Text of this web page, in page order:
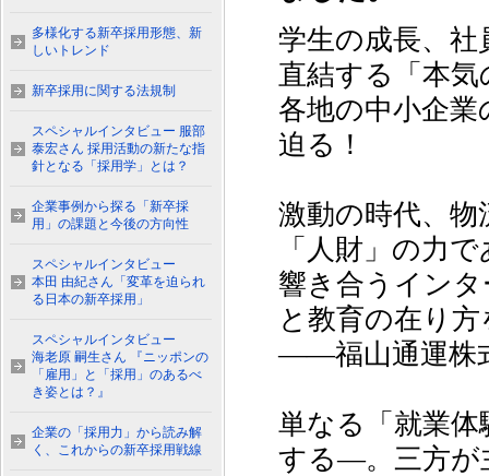
学生の成長、
直結する「本
各地の中小企
迫る！
激動の時代、
「人財」の力
響き合うイン
と教育の在り
――福山通運株
単なる「就業
する—。三方が
多様化する新卒採用形態、新
しいトレンド
新卒採用に関する法規制
スペシャルインタビュー 服部
泰宏さん 採用活動の新たな指
針となる「採用学」とは？
企業事例から探る「新卒採
用」の課題と今後の方向性
スペシャルインタビュー
本田 由紀さん「変革を迫られ
る日本の新卒採用」
スペシャルインタビュー
海老原 嗣生さん 『ニッポンの
「雇用」と「採用」のあるべ
き姿とは？』
企業の「採用力」から読み解
く、これからの新卒採用戦線